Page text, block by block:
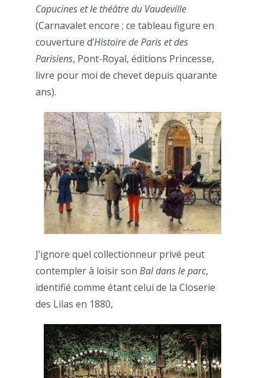
Capucines et le théâtre du Vaudeville
(Carnavalet encore ; ce tableau figure en
couverture d’Histoire de Paris et des
Parisiens, Pont-Royal, éditions Princesse,
livre pour moi de chevet depuis quarante
ans).
J’ignore quel collectionneur privé peut
contempler à loisir son Bal dans le parc,
identifié comme étant celui de la Closerie
des Lilas en 1880,